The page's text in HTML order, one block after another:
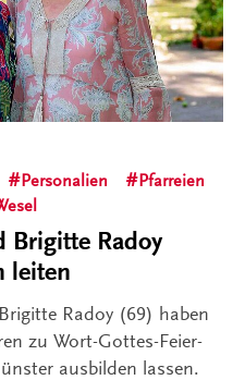
Personalien
Pfarreien
Brigitte Radoy
leiten
Radoy (69) haben
zu Wort-Gottes-Feier-
ausbilden lassen.